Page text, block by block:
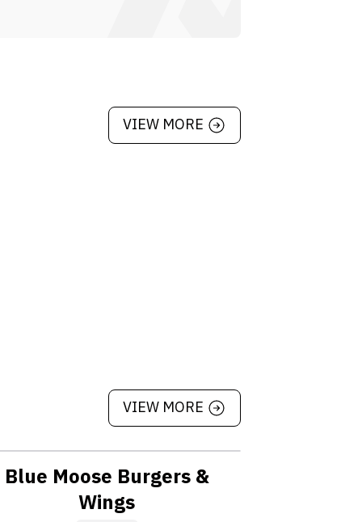
VIEW MORE
VIEW MORE
Location: No  Charge
Blue Moose Burgers &
Wings